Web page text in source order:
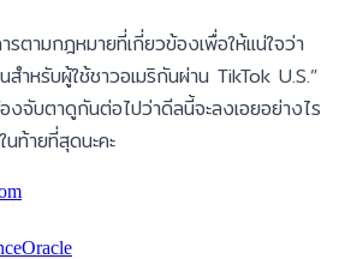
ตามกฎหมายที่เกี่ยวข้องเพื่อให้แน่ใจว่า
ำหรับผู้ใช้ชาวอเมริกันผ่าน TikTok U.S.”
จับตาดูกันต่อไปว่าดีลนี้จะลงเอยอย่างไร
ท้ายที่สุดนะคะ
Oracle